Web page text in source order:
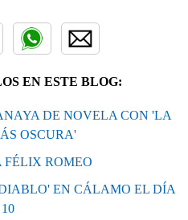
EN ESTE BLOG:
DE NOVELA CON 'LA
OSCURA'
ROMEO
EN CÁLAMO EL DÍA
10